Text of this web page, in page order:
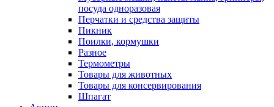
посуда одноразовая
Перчатки и средства защиты
Пикник
Поилки, кормушки
Разное
Термометры
Товары для животных
Товары для консервирования
Шпагат